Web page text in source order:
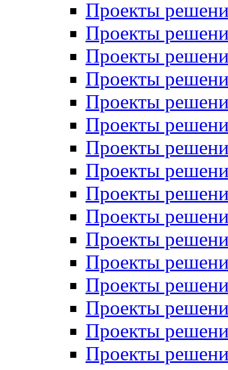
Проекты
Проекты
Проекты
Проекты
Проекты
Проекты
Проекты
Проекты
Проекты
Проекты
Проекты
Проекты
Проекты
Проекты
Проекты
Проекты